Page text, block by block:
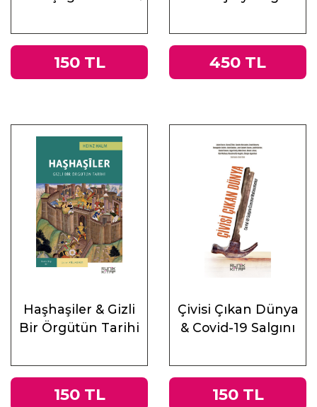
ve Doğu
150 TL 450 TL
Haşhaşiler & Gizli
Bir Örgütün Tarihi
150 TL
Çivisi Çıkan Dünya
& Covid-19 Salgını
Muhasebeler
150 TL